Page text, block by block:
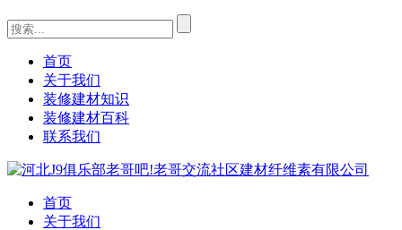
首页
关于我们
装修建材知识
装修建材百科
联系我们
首页
关于我们